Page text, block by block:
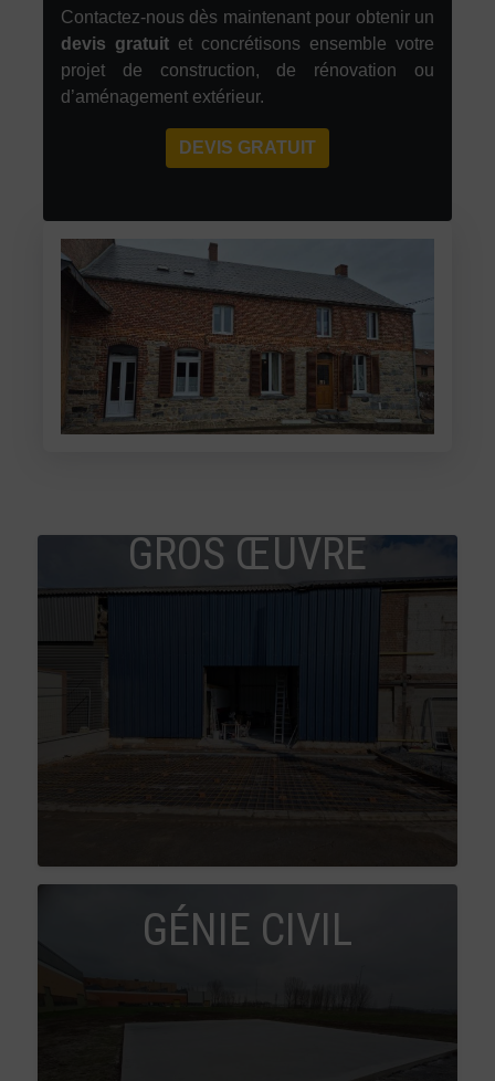
Contactez-nous dès maintenant pour obtenir un
devis gratuit et concrétisons ensemble votre
projet de construction, de rénovation ou
d’aménagement extérieur.
DEVIS GRATUIT
GROS ŒUVRE
GÉNIE CIVIL